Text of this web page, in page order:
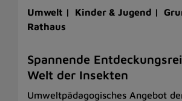
Umwelt | Kinder & Jugend |
Rathaus
Spannende
Welt der Insekten
Umweltpädagogisches Angebot